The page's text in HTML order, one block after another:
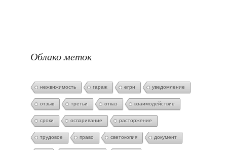
Облако меток
нежвижимость гараж егрн уведомление
отзыв третьи отказ взаимодействие
сроки оспаривание расторжение
трудовое право светокопия документ